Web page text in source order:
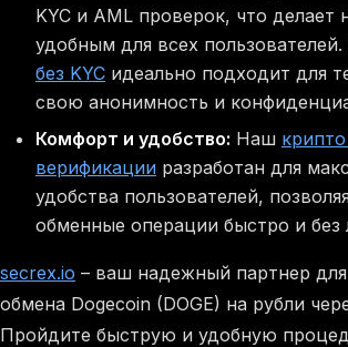
KYC и AML проверок, что делает
удобным для всех
без KYC идеально подходит для
свою анонимность и
Комфорт и удобство: Наш
верификации разработан для
удобства пользователей,
обменные операции быстро и без
secrex.io – ваш надежный партнер
обмена Dogecoin (DOGE) на рубли
Пройдите быструю и удобную